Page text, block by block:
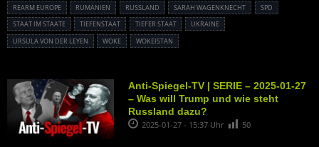
REARM EUROPE
RUMÄNIEN RUSSLAND SARAH WAGENKNECHT
SPD
STAAT IM STAATE
TIEFENSTAAT TIEFER STAAT
UKRAINE
URSULA VON DER LEYEN
WOKE WOKEISTAN
Anti-Spiegel-TV | SERIE – 2025-01-27
– Was will Trump und wie steht
Russland dazu?
2025-01-27 - 15:37 Uhr 50